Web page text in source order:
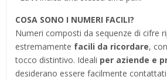
COSA SONO I NUMERI FACILI?
Numeri composti da sequenze di cifre
estremamente facili da ricordare,
tocco distintivo. Ideali per aziende e
desiderano essere facilmente